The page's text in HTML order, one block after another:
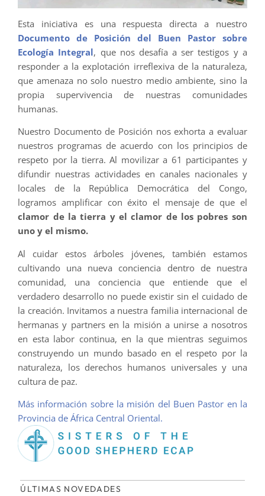
Esta iniciativa es una respuesta directa a nuestro
Documento de Posición del Buen Pastor sobre
Ecología Integral, que nos desafía a ser testigos y a
responder a la explotación irreflexiva de la naturaleza,
que amenaza no solo nuestro medio ambiente, sino la
propia supervivencia de nuestras comunidades
humanas.
Nuestro Documento de Posición nos exhorta a evaluar
nuestros programas de acuerdo con los principios de
respeto por la tierra. Al movilizar a 61 participantes y
difundir nuestras actividades en canales nacionales y
locales de la República Democrática del Congo,
logramos amplificar con éxito el mensaje de que el
clamor de la tierra y el clamor de los pobres son
uno y el mismo.
Al cuidar estos árboles jóvenes, también estamos
cultivando una nueva conciencia dentro de nuestra
comunidad, una conciencia que entiende que el
verdadero desarrollo no puede existir sin el cuidado de
la creación. Invitamos a nuestra familia internacional de
hermanas y partners en la misión a unirse a nosotros
en esta labor continua, en la que mientras seguimos
construyendo un mundo basado en el respeto por la
naturaleza, los derechos humanos universales y una
cultura de paz.
Más información sobre la misión del Buen Pastor en la
Provincia de África Central Oriental.
ÚLTIMAS NOVEDADES